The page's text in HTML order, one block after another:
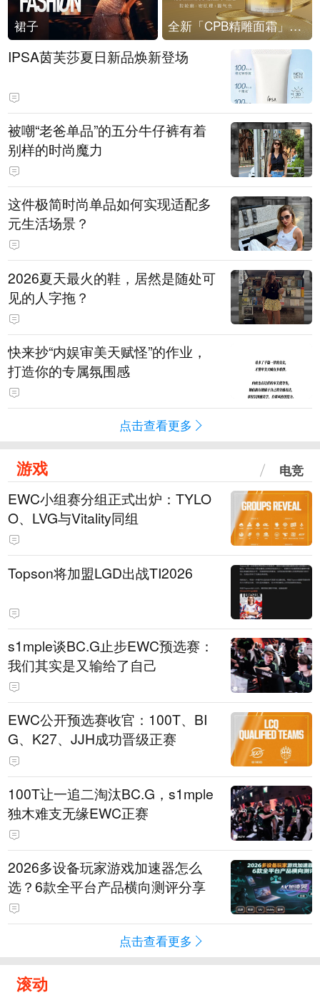
裙子 全新「CPB精雕面霜」重磅上市
IPSA茵芙莎夏日新品焕新登场
被嘲“老爸单品”的五分牛仔裤有着
别样的时尚魔力
这件极简时尚单品如何实现适配多
元生活场景？
2026夏天最火的鞋，居然是随处可
见的人字拖？
快来抄“内娱审美天赋怪”的作业，
打造你的专属氛围感
点击查看更多
游戏 电竞
EWC小组赛分组正式出炉：TYLO
O、LVG与Vitality同组
Topson将加盟LGD出战TI2026
s1mple谈BC.G止步EWC预选赛：
我们其实是又输给了自己
EWC公开预选赛收官：100T、BI
G、K27、JJH成功晋级正赛
100T让一追二淘汰BC.G，s1mple
独木难支无缘EWC正赛
2026多设备玩家游戏加速器怎么
选？6款全平台产品横向测评分享
点击查看更多
滚动